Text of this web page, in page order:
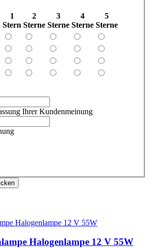
1
Stern
2
Sterne
3
Sterne
4
Sterne
5
Sterne
Ihrer Kundenmeinung
Halogenlampe 12 V 55W